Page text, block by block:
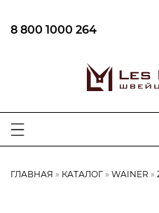
8 800 1000 264
ГЛАВНАЯ КАТАЛОГ WAINER